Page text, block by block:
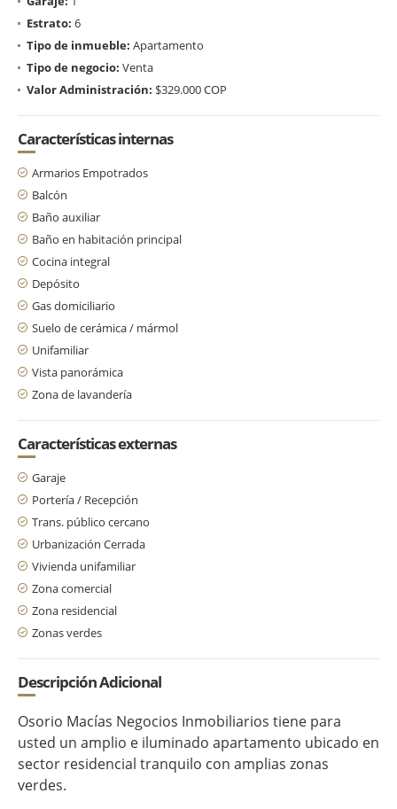
Estrato: 6
Tipo de inmueble: Apartamento
Tipo de negocio: Venta
Valor Administración: $329.000 COP
Características internas
Armarios Empotrados
Balcón
Baño auxiliar
Baño en habitación principal
Cocina integral
Depósito
Gas domiciliario
Suelo de cerámica / mármol
Unifamiliar
Vista panorámica
Zona de lavandería
Características externas
Garaje
Portería / Recepción
Trans. público cercano
Urbanización Cerrada
Vivienda unifamiliar
Zona comercial
Zona residencial
Zonas verdes
Descripción Adicional
Osorio Macías Negocios Inmobiliarios tiene para
usted un amplio e iluminado apartamento ubicado en
sector residencial tranquilo con amplias zonas
verdes.